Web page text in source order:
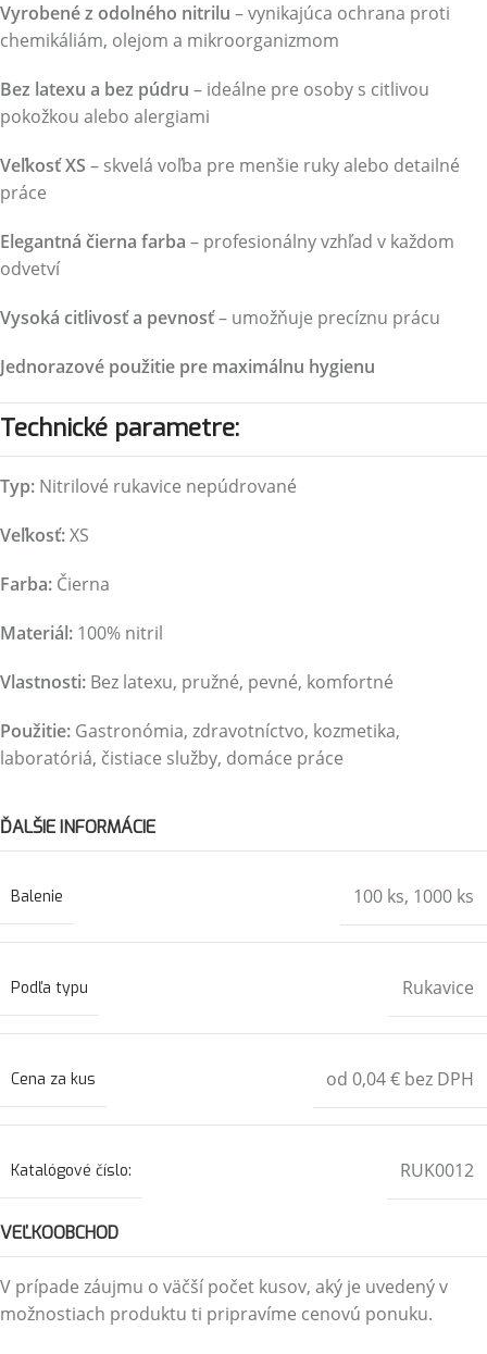
Vyrobené z odolného nitrilu – vynikajúca ochrana proti
chemikáliám, olejom a mikroorganizmom
Bez latexu a bez púdru – ideálne pre osoby s citlivou
pokožkou alebo alergiami
Veľkosť XS – skvelá voľba pre menšie ruky alebo detailné
práce
Elegantná čierna farba – profesionálny vzhľad v každom
odvetví
Vysoká citlivosť a pevnosť– umožňuje precíznu prácu
Jednorazové použitie pre maximálnu hygienu
Technické parametre:
Typ: Nitrilové rukavice nepúdrované
Veľkosť:XS
Farba: Čierna
Materiál: 100% nitril
Vlastnosti: Bez latexu, pružné, pevné, komfortné
Použitie: Gastronómia, zdravotníctvo, kozmetika,
laboratóriá, čistiace služby, domáce práce
ĎALŠIE INFORMÁCIE
Balenie 100 ks, 1000 ks
Podľa typu Rukavice
Cena za kus od 0,04 € bez DPH
Katalógové číslo: RUK0012
VEĽKOOBCHOD
V prípade záujmu o väčší počet kusov, aký je uvedený v
možnostiach produktu ti pripravíme cenovú ponuku.